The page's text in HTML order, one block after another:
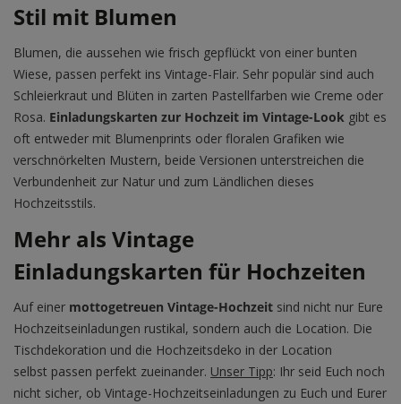
Stil mit Blumen
Blumen, die aussehen wie frisch gepflückt von einer bunten
Wiese, passen perfekt ins Vintage-Flair. Sehr populär sind auch
Schleierkraut und Blüten in zarten Pastellfarben wie Creme oder
Rosa. Einladungskarten zur Hochzeit im Vintage-Look gibt es
oft entweder mit Blumenprints oder floralen Grafiken wie
verschnörkelten Mustern, beide Versionen unterstreichen die
Verbundenheit zur Natur und zum Ländlichen dieses
Hochzeitsstils.
Mehr als Vintage
Einladungskarten für Hochzeiten
Auf einer mottogetreuen Vintage-Hochzeit sind nicht nur Eure
Hochzeitseinladungen rustikal, sondern auch die Location. Die
Tischdekoration und die Hochzeitsdeko in der Location
selbst passen perfekt zueinander. Unser Tipp: Ihr seid Euch noch
nicht sicher, ob Vintage-Hochzeitseinladungen zu Euch und Eurer